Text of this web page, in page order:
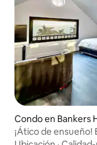
Condo en Bankers
¡Ático de ensueño!